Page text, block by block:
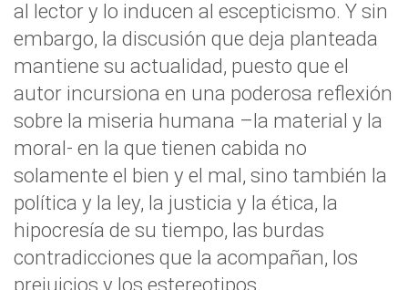
al lector y lo inducen al escepticismo. Y sin
embargo, la discusión que deja planteada
mantiene su actualidad, puesto que el
autor incursiona en una poderosa reflexión
sobre la miseria humana –la material y la
moral- en la que tienen cabida no
solamente el bien y el mal, sino también la
política y la ley, la justicia y la ética, la
hipocresía de su tiempo, las burdas
contradicciones que la acompañan, los
prejuicios y los estereotipos.